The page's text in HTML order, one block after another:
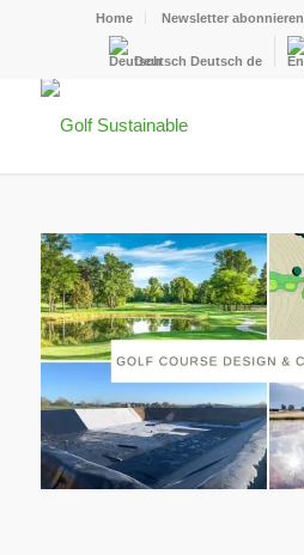
Home Newsletter abonnieren
Deutsch Deutsch de